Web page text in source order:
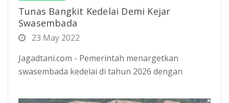
Tunas Bangkit Kedelai Demi Kejar
Swasembada
23 May 2022
Jagadtani.com - Pemerintah menargetkan
swasembada kedelai di tahun 2026 dengan